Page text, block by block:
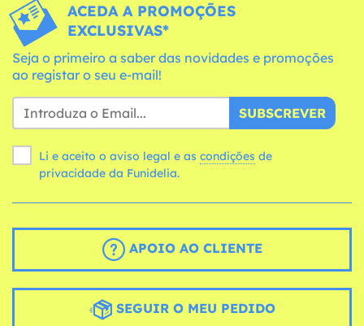
ACEDA A PROMOÇÕES
EXCLUSIVAS*
Seja o primeiro a saber das novidades e promoções
ao registar o seu e-mail!
SUBSCREVER
Li e aceito o aviso legal e as condições
privacidade da Funidelia.
APOIO AO CLIENTE
SEGUIR O MEU PEDIDO